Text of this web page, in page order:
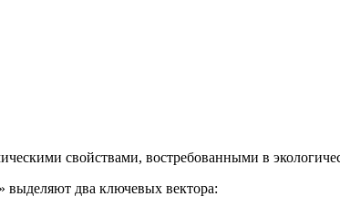
свойствами, востребованными в
два ключевых вектора: